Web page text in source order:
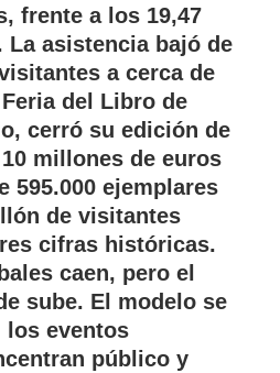
frente a los 19,47
La asistencia bajó de
a cerca de
del Libro de
cerró su edición de
millones de euros
595.000 ejemplares
de visitantes
cifras históricas.
caen, pero el
sube. El modelo se
los eventos
público y